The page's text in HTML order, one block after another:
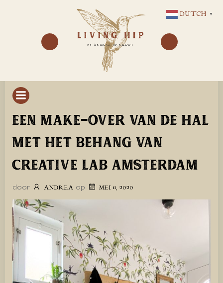
NAAR
DE
INHOUD
EEN MAKE-OVER VAN DE HAL
MET HET BEHANG VAN
CREATIVE LAB AMSTERDAM
door ANDREA op MEI 11, 2020
DUTCH ▼